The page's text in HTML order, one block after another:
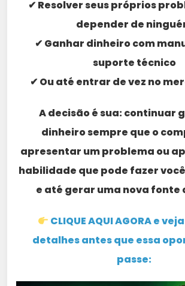
✔ Resolver seus próprios
depender de
✔ Ganhar dinheiro com
suporte técnico
✔ Ou até entrar de vez no
A decisão é sua: continuar
dinheiro sempre que o
apresentar um problema ou
habilidade que pode fazer
e até gerar uma nova fonte
CLIQUE AQUI AGORA e
detalhes antes que essa
passe: